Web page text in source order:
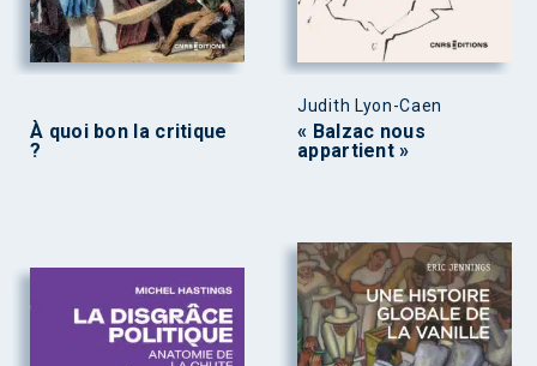
À quoi bon la critique
?
Judith Lyon-Caen
« Balzac nous
appartient »